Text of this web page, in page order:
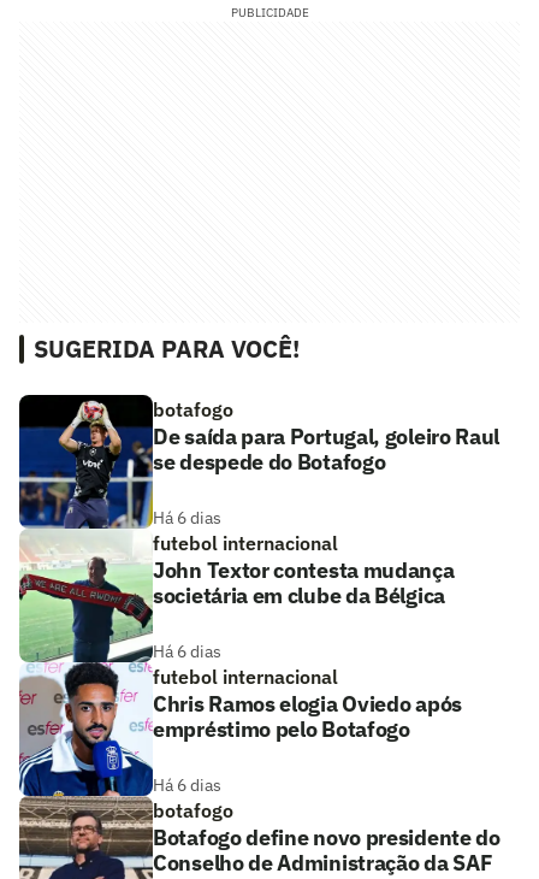
PUBLICIDADE
SUGERIDA PARA VOCÊ!
botafogo
De saída para Portugal, goleiro Raul
se despede do Botafogo
Há 6 dias
futebol internacional
John Textor contesta mudança
societária em clube da Bélgica
Há 6 dias
futebol internacional
Chris Ramos elogia Oviedo após
empréstimo pelo Botafogo
Há 6 dias
botafogo
Botafogo define novo presidente do
Conselho de Administração da SAF